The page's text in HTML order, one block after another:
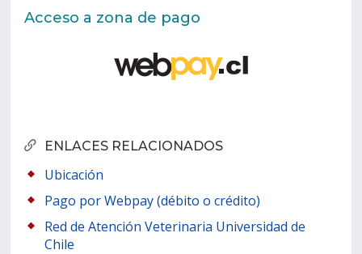
ENLACES RELACIONADOS
Ubicación
Pago por Webpay (débito o crédito)
Red de Atención Veterinaria Universidad de
Chile
Acceso a zona de pago